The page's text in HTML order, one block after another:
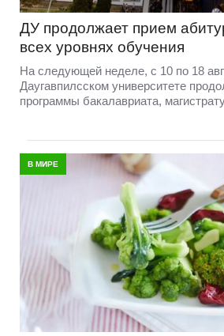
ДУ продолжает прием
всех уровнях обучения
На следующей неделе, с 10 по 18
Даугавпилсском университете
программы бакалавриата,
В МИРЕ